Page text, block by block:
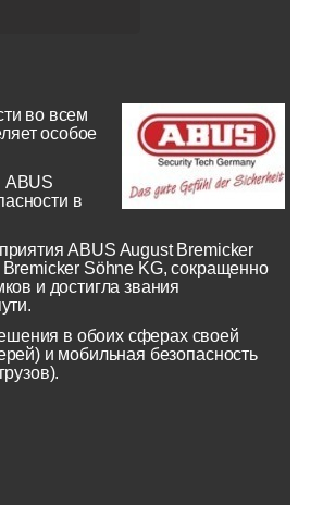
во всем
особое
ABUS
в
ABUS August Bremicker
Söhne KG, сокращенно
и достигла звания
в обоих сферах своей
и мобильная безопасность